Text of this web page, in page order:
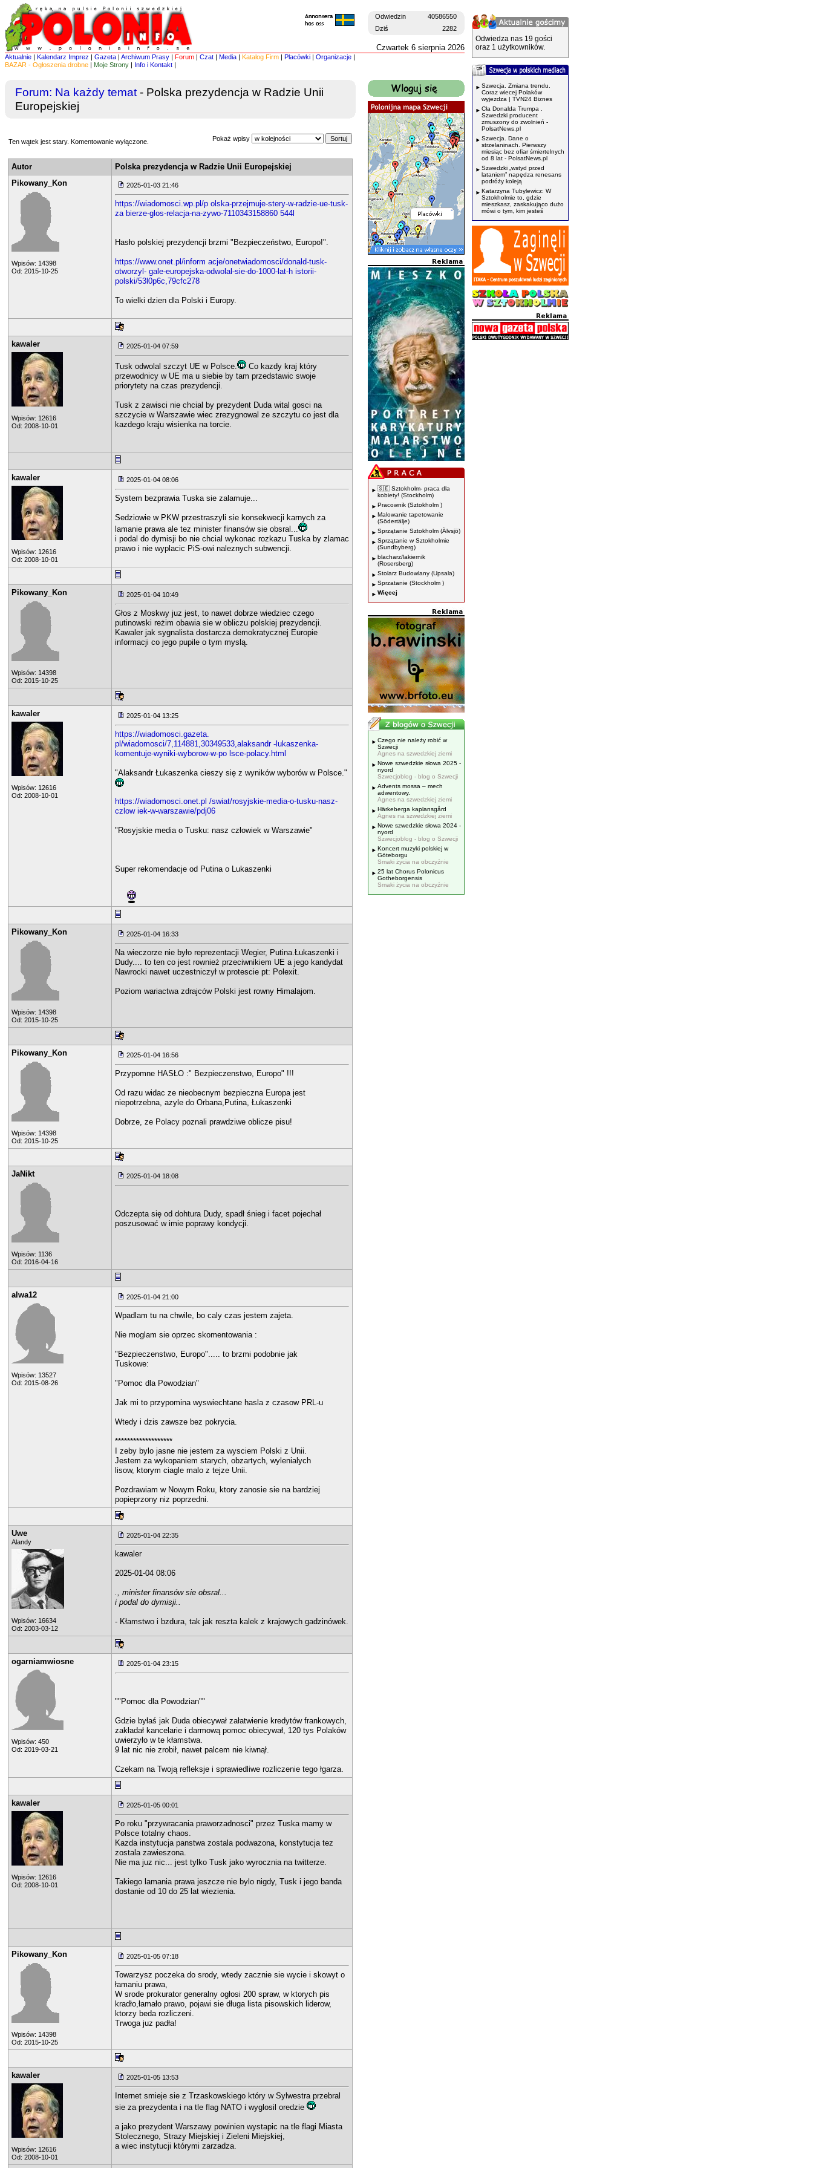
Odwiedzin
40586550
Dziś
2282
Czwartek 6 sierpnia 2026
Aktualnie | Kalendarz Imprez | Gazeta | Archiwum Prasy | Forum | Czat | Media | Katalog Firm | Placówki | Organizacje |
BAZAR - Ogłoszenia drobne | Moje Strony | Info i Kontakt |
Forum: Na każdy temat - Polska prezydencja w Radzie Unii
Europejskiej
Ten wątek jest stary. Komentowanie wyłączone. Pokaż wpisy
Autor
Polska prezydencja w Radzie Unii Europejskiej
Pikowany_Kon
Wpisów: 14398
Od: 2015-10-25
2025-01-03 21:46
https://wiadomosci.wp.pl/p olska-przejmuje-stery-w-radzie-ue-tusk-
za bierze-glos-relacja-na-zywo-7110343158860 544l
Hasło polskiej prezydencji brzmi "Bezpieczeństwo, Europo!".
https://www.onet.pl/inform acje/onetwiadomosci/donald-tusk-
otworzyl- gale-europejska-odwolal-sie-do-1000-lat-h istorii-
polski/53l0p6c,79cfc278
To wielki dzien dla Polski i Europy.
kawaler
Wpisów: 12616
Od: 2008-10-01
2025-01-04 07:59
Tusk odwolal szczyt UE w Polsce.
Co kazdy kraj który
przewodnicy w UE ma u siebie by tam przedstawic swoje
priorytety na czas prezydencji.
Tusk z zawisci nie chcial by prezydent Duda wital gosci na
szczycie w Warszawie wiec zrezygnowal ze szczytu co jest dla
kazdego kraju wisienka na torcie.
kawaler
Wpisów: 12616
Od: 2008-10-01
2025-01-04 08:06
System bezprawia Tuska sie zalamuje...
Sedziowie w PKW przestraszyli sie konsekwecji karnych za
lamanie prawa ale tez minister finansów sie obsral...
i podal do dymisji bo nie chcial wykonac rozkazu Tuska by zlamac
prawo i nie wyplacic PiS-owi naleznych subwencji.
Pikowany_Kon
Wpisów: 14398
Od: 2015-10-25
2025-01-04 10:49
Głos z Moskwy juz jest, to nawet dobrze wiedziec czego
putinowski reżim obawia sie w obliczu polskiej prezydencji.
Kawaler jak sygnalista dostarcza demokratycznej Europie
informacji co jego pupile o tym myslą.
kawaler
Wpisów: 12616
Od: 2008-10-01
2025-01-04 13:25
https://wiadomosci.gazeta.
pl/wiadomosci/7,114881,30349533,alaksandr -lukaszenka-
komentuje-wyniki-wyborow-w-po lsce-polacy.html
"Alaksandr Łukaszenka cieszy się z wyników wyborów w Polsce."
https://wiadomosci.onet.pl /swiat/rosyjskie-media-o-tusku-nasz-
czlow iek-w-warszawie/pdj06
"Rosyjskie media o Tusku: nasz człowiek w Warszawie"
Super rekomendacje od Putina o Lukaszenki
Pikowany_Kon
Wpisów: 14398
Od: 2015-10-25
2025-01-04 16:33
Na wieczorze nie było reprezentacji Wegier, Putina.Łukaszenki i
Dudy.... to ten co jest rownież przeciwnikiem UE a jego kandydat
Nawrocki nawet uczestniczył w protescie pt: Polexit.
Poziom wariactwa zdrajców Polski jest rowny Himalajom.
Pikowany_Kon
Wpisów: 14398
Od: 2015-10-25
2025-01-04 16:56
Przypomne HASŁO :" Bezpieczenstwo, Europo" !!!
Od razu widac ze nieobecnym bezpieczna Europa jest
niepotrzebna, azyle do Orbana,Putina, Łukaszenki
Dobrze, ze Polacy poznali prawdziwe oblicze pisu!
JaNikt
Wpisów: 1136
Od: 2016-04-16
2025-01-04 18:08
Odczepta się od dohtura Dudy, spadł śnieg i facet pojechał
poszusować w imie poprawy kondycji.
alwa12
Wpisów: 13527
Od: 2015-08-26
2025-01-04 21:00
Wpadlam tu na chwile, bo caly czas jestem zajeta.
Nie moglam sie oprzec skomentowania :
"Bezpieczenstwo, Europo"..... to brzmi podobnie jak
Tuskowe:
"Pomoc dla Powodzian"
Jak mi to przypomina wyswiechtane hasla z czasow PRL-u
Wtedy i dzis zawsze bez pokrycia.
*******************
I zeby bylo jasne nie jestem za wysciem Polski z Unii.
Jestem za wykopaniem starych, obzartych, wylenialych
lisow, ktorym ciagle malo z tejze Unii.
Pozdrawiam w Nowym Roku, ktory zanosie sie na bardziej
popieprzony niz poprzedni.
Uwe
Alandy
Wpisów: 16634
Od: 2003-03-12
2025-01-04 22:35
kawaler
2025-01-04 08:06
., minister finansów sie obsral...
i podal do dymisji..
- Kłamstwo i bzdura, tak jak reszta kalek z krajowych gadzinówek.
ogarniamwiosne
Wpisów: 450
Od: 2019-03-21
2025-01-04 23:15
""Pomoc dla Powodzian""
Gdzie byłaś jak Duda obiecywał załatwienie kredytów frankowych,
zakładał kancelarie i darmową pomoc obiecywał, 120 tys Polaków
uwierzyło w te kłamstwa.
9 lat nic nie zrobił, nawet palcem nie kiwnął.
Czekam na Twoją refleksje i sprawiedliwe rozliczenie tego łgarza.
kawaler
Wpisów: 12616
Od: 2008-10-01
2025-01-05 00:01
Po roku "przywracania praworzadnosci" przez Tuska mamy w
Polsce totalny chaos.
Kazda instytucja panstwa zostala podwazona, konstytucja tez
zostala zawieszona.
Nie ma juz nic... jest tylko Tusk jako wyrocznia na twitterze.
Takiego lamania prawa jeszcze nie bylo nigdy, Tusk i jego banda
dostanie od 10 do 25 lat wiezienia.
Pikowany_Kon
Wpisów: 14398
Od: 2015-10-25
2025-01-05 07:18
Towarzysz poczeka do srody, wtedy zacznie sie wycie i skowyt o
łamaniu prawa,
W srode prokurator generalny ogłosi 200 spraw, w ktorych pis
kradło,łamało prawo, pojawi sie długa lista pisowskich liderow,
ktorzy beda rozliczeni.
Trwoga juz padła!
kawaler
Wpisów: 12616
Od: 2008-10-01
2025-01-05 13:53
Internet smieje sie z Trzaskowskiego który w Sylwestra przebral
sie za prezydenta i na tle flag NATO i wyglosil oredzie
a jako prezydent Warszawy powinien wystapic na tle flagi Miasta
Stolecznego, Strazy Miejskiej i Zieleni Miejskiej,
a wiec instytucji którymi zarzadza.
🇸🇪 Sztokholm- praca dla
kobiety! (Stockholm)
Pracownik (Sztokholm )
Malowanie tapetowanie
(Södertälje)
Sprzątanie Sztokholm (Älvsjö)
Sprzątanie w Sztokholmie
(Sundbyberg)
blacharz/lakiernik
(Rosersberg)
Stolarz Budowlany (Upsala)
Sprzatanie (Stockholm )
Więcej
Czego nie należy robić w
Szwecji
Agnes na szwedzkiej ziemi
Nowe szwedzkie słowa 2025 -
nyord
Szwecjoblog - blog o Szwecji
Advents mossa – mech
adwentowy.
Agnes na szwedzkiej ziemi
Härkeberga kaplansgård
Agnes na szwedzkiej ziemi
Nowe szwedzkie słowa 2024 -
nyord
Szwecjoblog - blog o Szwecji
Koncert muzyki polskiej w
Göteborgu
Smaki życia na obczyźnie
25 lat Chorus Polonicus
Gotheborgensis
Smaki życia na obczyźnie
Odwiedza nas 19 gości
oraz 1 użytkowników.
Szwecja. Zmiana trendu.
Coraz wiecej Polaków
wyjezdza | TVN24 Biznes
Cła Donalda Trumpa .
Szwedzki producent
zmuszony do zwolnień -
PolsatNews.pl
Szwecja. Dane o
strzelaninach. Pierwszy
miesiąc bez ofiar śmiertelnych
od 8 lat - PolsatNews.pl
Szwedzki „wstyd przed
lataniem” napędza renesans
podróży koleją
Katarzyna Tubylewicz: W
Sztokholmie to, gdzie
mieszkasz, zaskakująco dużo
mówi o tym, kim jesteś